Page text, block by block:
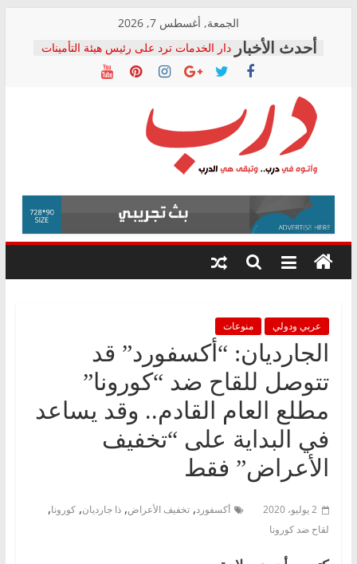
content
الجمعة, أغسطس 7, 2026
دار الخدمات ترد على رئيس هيئة التأمينات
بعد مؤتمره الصحفي: إنكار الأزمة لا ينهي
معاناة أصحاب المعاشات.. ونطالب بكشف
فرحات سليمان يكتب: القطاع الصحي إلى
أين؟
حزب التحالف الشعبي يطلق لجنة “الحق
في الصحة” بالإسكندرية لرصد الانتهاكات
ودعم المرضى
الوزاري لمدينة الصحفيين.. وانتهاء أعمال
إنشاء المبنى الإداري
المجلس القومي لحقوق الإنسان يعلن
متابعة قضية الدكتور محمد زهران.. ويؤكد:
قرينة البراءة وضمانات المحاكمة العادلة
درب
وأتوه
درب..
وتبقى
هي
عربي ودولي منوعات
الجارديان: “أكسفورد” قد
تتوصل للقاح ضد “كورونا”
مطلع العام القادم.. وقد يساعد
في البداية على “تخفيف
الأعراض” فقط
2 يوليو، 2020 أكسفورد, تخفيف الأعراض, ذا جارديان, كورونا,
لقاح ضد كورونا